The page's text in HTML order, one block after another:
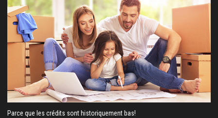
Parce que les crédits sont historiquement bas!